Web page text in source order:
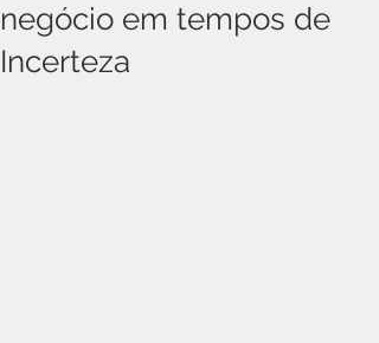
negócio em tempos de
Incerteza